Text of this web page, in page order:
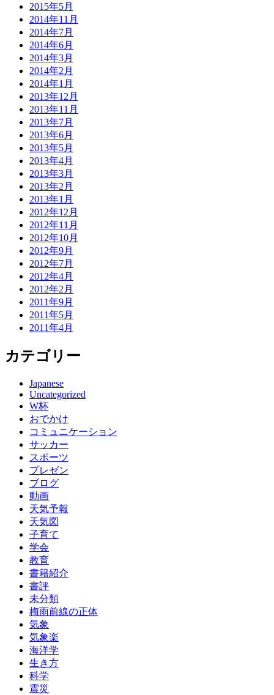
2015年5月
2014年11月
2014年7月
2014年6月
2014年3月
2014年2月
2014年1月
2013年12月
2013年11月
2013年7月
2013年6月
2013年5月
2013年4月
2013年3月
2013年2月
2013年1月
2012年12月
2012年11月
2012年10月
2012年9月
2012年7月
2012年4月
2012年2月
2011年9月
2011年5月
2011年4月
カテゴリー
Japanese
Uncategorized
W杯
おでかけ
コミュニケーション
サッカー
スポーツ
プレゼン
ブログ
動画
天気予報
天気図
子育て
学会
教育
書籍紹介
書評
未分類
梅雨前線の正体
気象
気象楽
海洋学
生き方
科学
震災